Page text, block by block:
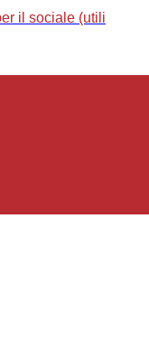
il sociale (utili